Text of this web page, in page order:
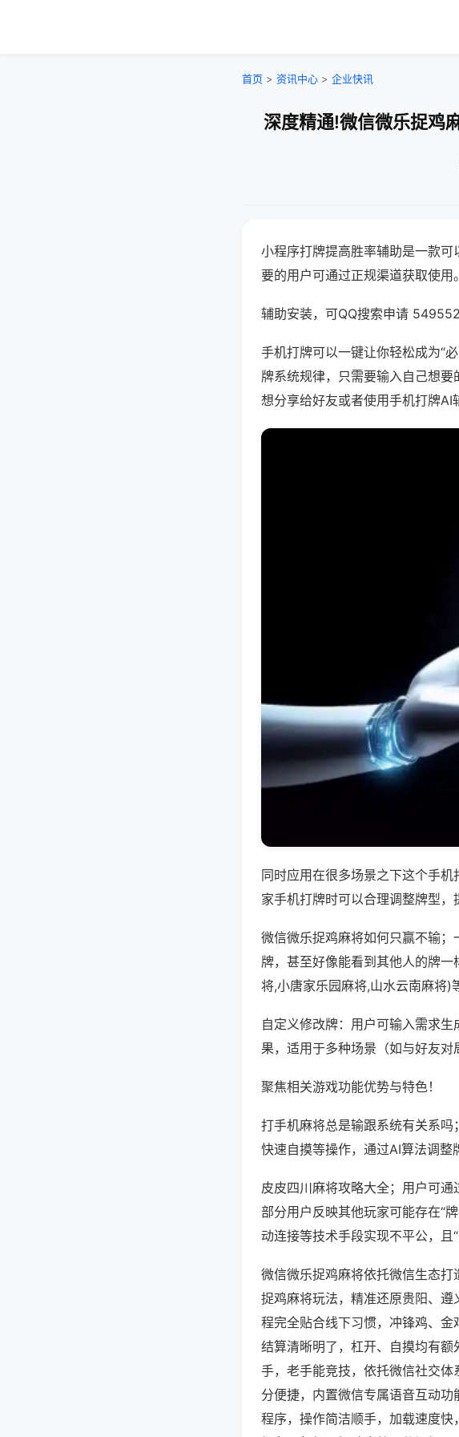
首页 > 资讯中心 > 企业快讯
深度精通!微信微乐捉鸡
小程序打牌提高胜率辅助是一款可
要的用户可通过正规渠道获取使用。
辅助安装，可QQ搜索申请
手机打牌可以一键让你轻松成为“
牌系统规律，只需要输入自己想
想分享给好友或者使用手机打牌AI
同时应用在很多场景之下这个手
家手机打牌时可以合理调整牌型，
微信微乐捉鸡麻将如何只赢不输
牌，甚至好像能看到其他人的牌
将,小唐家乐园麻将,山水云南麻将)
自定义修改牌：用户可输入需求
果，适用于多种场景（如与好友对
聚焦相关游戏功能优势与特色！
打手机麻将总是输跟系统有关系
快速自摸等操作，通过AI算法调整
皮皮四川麻将攻略大全；用户可通
部分用户反映其他玩家可能存在“
动连接等技术手段实现不平公，且“
微信微乐捉鸡麻将依托微信生态
捉鸡麻将玩法，精准还原贵阳、
程完全贴合线下习惯，冲锋鸡、
结算清晰明了，杠开、自摸均有
手，老手能竞技，依托微信社交
分便捷，内置微信专属语音互动
程序，操作简洁顺手，加载速度